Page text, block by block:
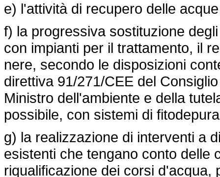
e) l'attività di recupero delle
f) la progressiva sostituzione
con impianti per il trattamento, il
nere, secondo le disposizioni
direttiva 91/271/CEE del
Ministro dell'ambiente e della
possibile, con sistemi di
g) la realizzazione di interventi a
esistenti che tengano conto delle
riqualificazione dei corsi d'acqua,